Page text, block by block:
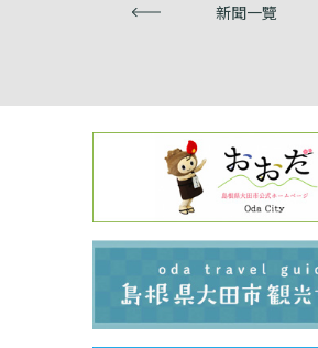
新聞一覽